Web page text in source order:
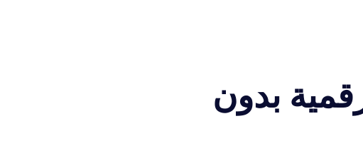
بدون